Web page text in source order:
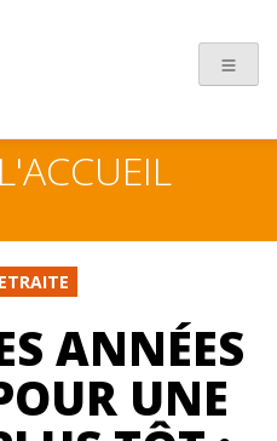
L'ACCUEIL
ANNÉES
UNE